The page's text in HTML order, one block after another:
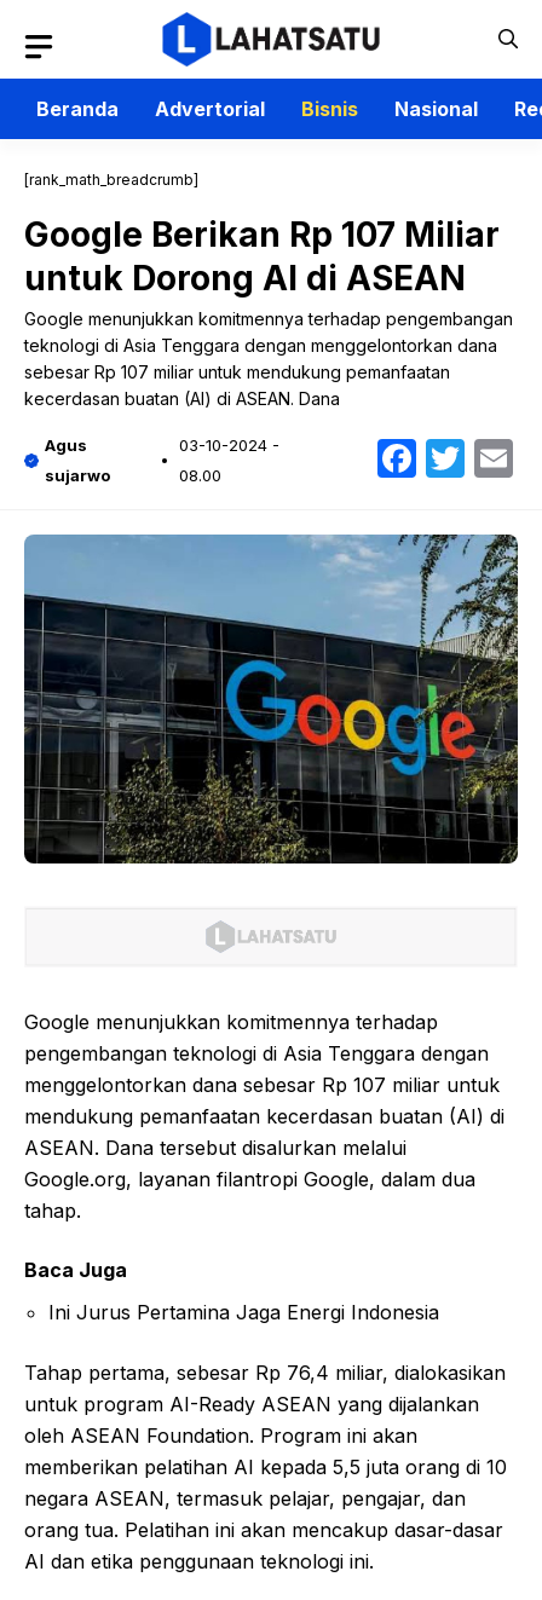
isi
Beranda
Advertorial Bisnis Nasional
[rank_math_breadcrumb]
Google Berikan Rp 107 Miliar
untuk Dorong AI di ASEAN
Google menunjukkan komitmennya terhadap pengembangan
teknologi di Asia Tenggara dengan menggelontorkan dana
sebesar Rp 107 miliar untuk mendukung pemanfaatan
kecerdasan buatan (AI) di ASEAN. Dana
Agus
sujarwo
03-10-2024 -
08.00
Google menunjukkan komitmennya terhadap
pengembangan teknologi di Asia Tenggara dengan
menggelontorkan dana sebesar Rp 107 miliar untuk
mendukung pemanfaatan kecerdasan buatan (AI) di
ASEAN. Dana tersebut disalurkan melalui
Google.org, layanan filantropi Google, dalam dua
tahap.
Baca Juga
Ini Jurus Pertamina Jaga Energi Indonesia
Tahap pertama, sebesar Rp 76,4 miliar, dialokasikan
untuk program AI-Ready ASEAN yang dijalankan
oleh ASEAN Foundation. Program ini akan
memberikan pelatihan AI kepada 5,5 juta orang di 10
negara ASEAN, termasuk pelajar, pengajar, dan
orang tua. Pelatihan ini akan mencakup dasar-dasar
AI dan etika penggunaan teknologi ini.